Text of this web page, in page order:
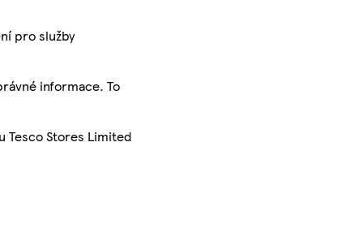
pro služby
informace. To
Tesco Stores Limited